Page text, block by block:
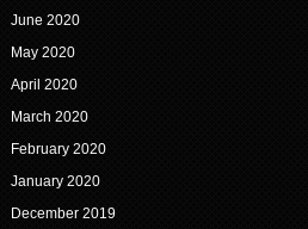
June 2020
May 2020
April 2020
March 2020
February 2020
January 2020
December 2019